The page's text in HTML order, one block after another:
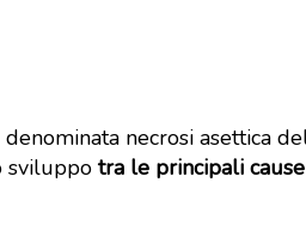
denominata necrosi asettica
sviluppo tra le principali